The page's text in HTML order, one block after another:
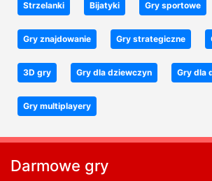
Strzelanki Bijatyki Gry sportowe
Gry znajdowanie Gry strategiczne
3D gry Gry dla dziewczyn Gry dla
Gry multiplayery
Darmowe gry